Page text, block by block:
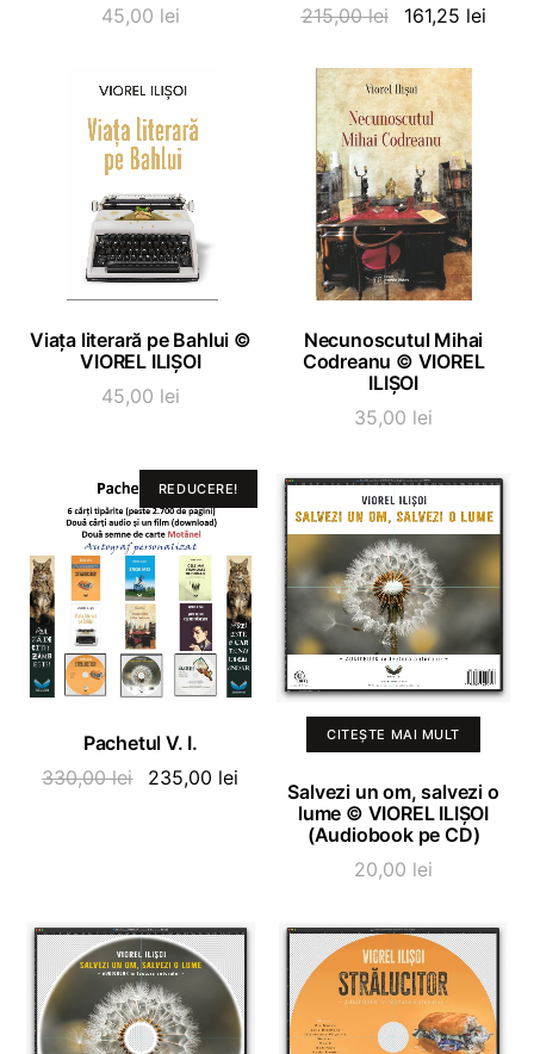
45,00 lei
215,00lei
Prețul
a
fost:
215,00 lei.
161,25 lei
ADAUGĂ ÎN COȘ
Viața literară pe Bahlui ©
VIOREL ILIȘOI
45,00 lei
ADAUGĂ ÎN COȘ
Necunoscutul Mihai
Codreanu © VIOREL
ILIȘOI
35,00 lei
REDUCERE!
ADAUGĂ ÎN COȘ
Pachetul V. I.
330,00lei
Prețul
235,00 lei
curent
CITEȘTE MAI MULT
Salvezi un om, salvezi o
lume © VIOREL ILIȘOI
(Audiobook pe CD)
20,00 lei